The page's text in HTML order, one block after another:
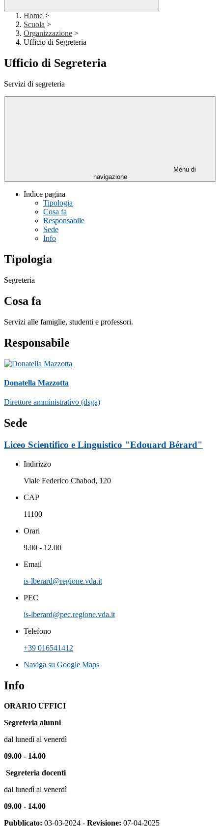
Home >
Scuola >
Organizzazione >
Ufficio di Segreteria
Ufficio di Segreteria
Servizi di segreteria
Menu di
navigazione
Indice pagina
Tipologia
Cosa fa
Responsabile
Sede
Info
Tipologia
Segreteria
Cosa fa
Servizi alle famiglie, studenti e professori.
Responsabile
Donatella Mazzotta
Direttore amministrativo (dsga)
Sede
Liceo Scientifico e Linguistico "Edouard Bérard"
Indirizzo
Viale Federico Chabod, 120
CAP
11100
Orari
9.00 - 12.00
Email
is-lberard@regione.vda.it
PEC
is-lberard@pec.regione.vda.it
Telefono
+39 016541412
Naviga su Google Maps
Info
ORARIO UFFICI
Segreteria alunni
dal lunedì al venerdì
09.00 - 14.00
Segreteria docenti
dal lunedì al venerdì
09.00 - 14.00
Pubblicato: 03-03-2024 - Revisione: 07-04-2025